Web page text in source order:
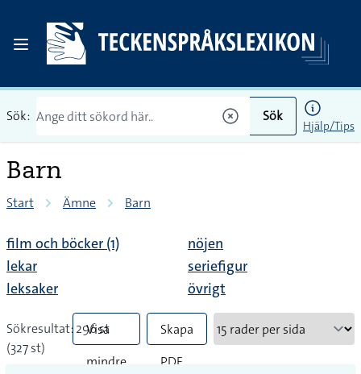
Sök: Sök
Hjälp/Tips
Barn
Start Ämne Barn
film och böcker (1)
lekar
leksaker
nöjen
seriefigur
övrigt
Sökresultat: 296 st
(327 st)
Visa
mindre
Skapa
PDF